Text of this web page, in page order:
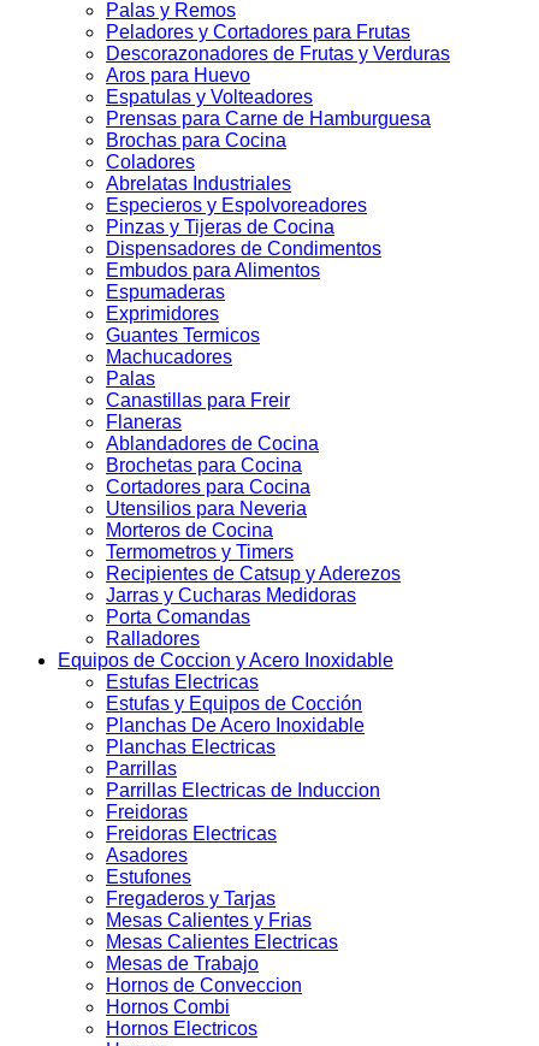
Palas y Remos
Peladores y Cortadores para Frutas
Descorazonadores de Frutas y Verduras
Aros para Huevo
Espatulas y Volteadores
Prensas para Carne de Hamburguesa
Brochas para Cocina
Coladores
Abrelatas Industriales
Especieros y Espolvoreadores
Pinzas y Tijeras de Cocina
Dispensadores de Condimentos
Embudos para Alimentos
Espumaderas
Exprimidores
Guantes Termicos
Machucadores
Palas
Canastillas para Freir
Flaneras
Ablandadores de Cocina
Brochetas para Cocina
Cortadores para Cocina
Utensilios para Neveria
Morteros de Cocina
Termometros y Timers
Recipientes de Catsup y Aderezos
Jarras y Cucharas Medidoras
Porta Comandas
Ralladores
Equipos de Coccion y Acero Inoxidable
Estufas Electricas
Estufas y Equipos de Cocción
Planchas De Acero Inoxidable
Planchas Electricas
Parrillas
Parrillas Electricas de Induccion
Freidoras
Freidoras Electricas
Asadores
Estufones
Fregaderos y Tarjas
Mesas Calientes y Frias
Mesas Calientes Electricas
Mesas de Trabajo
Hornos de Conveccion
Hornos Combi
Hornos Electricos